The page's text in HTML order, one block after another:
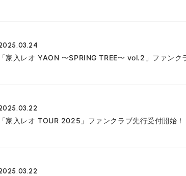
「家入レオ YAON 〜SPRING TREE〜 vol.2」ファン
「家入レオ TOUR 2025」ファンクラブ先行受付開始！